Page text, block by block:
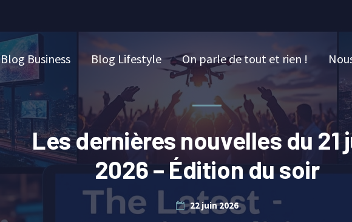
Blog Business Blog Lifestyle On parle de tout et rien !
Les dernières nouvelles du 21
2026 – Édition du soir
22 juin 2026